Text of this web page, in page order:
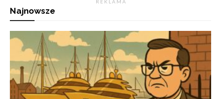
R E K L A M A
Najnowsze